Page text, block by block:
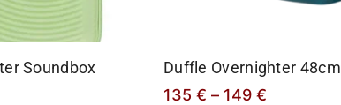
Soundbox
Duffle Overnighter 48cm
135 € – 149 €